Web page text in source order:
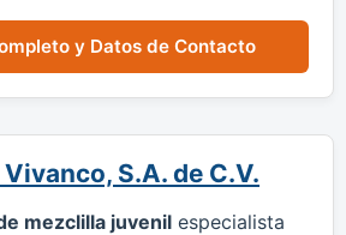
y Datos de Contacto
S.A. de C.V.
mezclilla juvenil especialista